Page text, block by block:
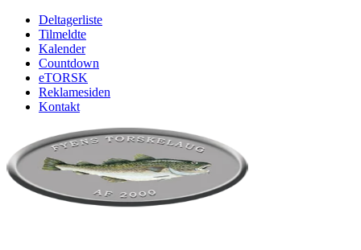
Deltagerliste
Tilmeldte
Kalender
Countdown
eTORSK
Reklamesiden
Kontakt